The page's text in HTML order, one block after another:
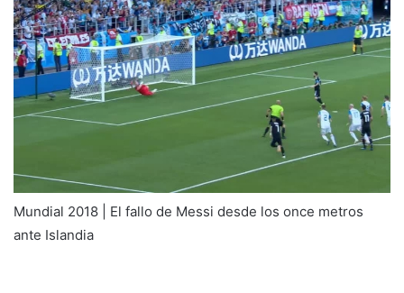
Mundial 2018 | El fallo de Messi desde los once metros
ante Islandia